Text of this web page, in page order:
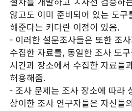
않고도 이미 준비되어 있는 도구
해준다는 커다란 이점이 있음.
- 이러한 설문조사들은 또한 조
수집한 자료를, 동일한 조사 도
시간과 장소에서 수집한 자료들
허용해줌.
- 조사 문제는 조사 장소에 따라
상이한 조사 연구자들은 자신들